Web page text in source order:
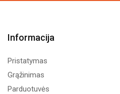
Informacija
Pristatymas
Grąžinimas
Parduotuvės